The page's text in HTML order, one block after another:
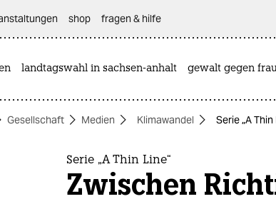
shop fragen & hilfe
landtagswahl in sachsen-anhalt gewalt gegen
Gesellschaft Medien Klimawandel Serie „A
Serie „A Thin Line“
Zwischen